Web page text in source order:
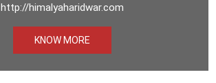
http://himalyaharidwar.com
KNOW MORE